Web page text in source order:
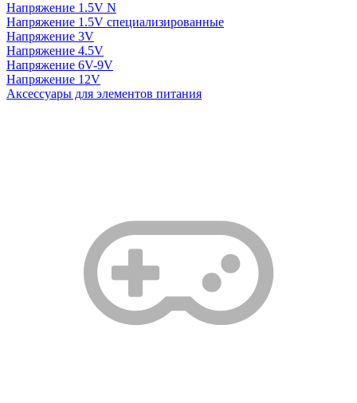
Напряжение 1.5V N
Напряжение 1.5V специализированные
Напряжение 3V
Напряжение 4.5V
Напряжение 6V-9V
Напряжение 12V
Аксессуары для элементов питания